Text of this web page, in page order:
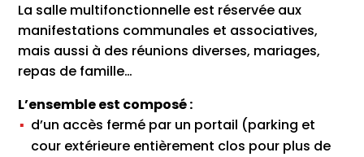
La salle multifonctionnelle est réservée aux
manifestations communales et associatives,
mais aussi à des réunions diverses, mariages,
repas de famille…
L’ensemble est composé :
d’un accès fermé par un portail (parking et
cour extérieure entièrement clos pour plus de